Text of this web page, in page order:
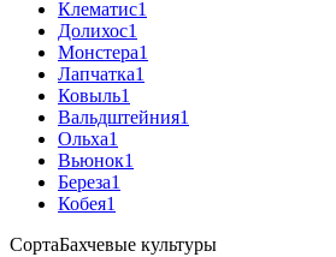
Клематис1
Долихос1
Монстера1
Лапчатка1
Ковыль1
Вальдштейния1
Ольха1
Вьюнок1
Береза1
Кобея1
СортаБахчевые культуры